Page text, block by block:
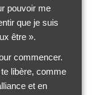
pouvoir me
que je suis
être ».
commencer.
libère, comme
et en